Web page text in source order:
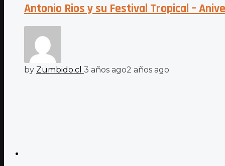
Antonio Rios y su Festival Tropical –
by Zumbido.cl 3 años ago2 años ago